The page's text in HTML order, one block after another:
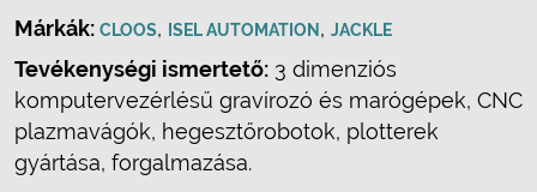
Márkák: CLOOS, ISEL AUTOMATION , JACKLE
Tevékenységi ismertető: 3 dimenziós
komputervezérlésű gravírozó és marógépek, CNC
plazmavágók, hegesztőrobotok, plotterek
gyártása, forgalmazása.